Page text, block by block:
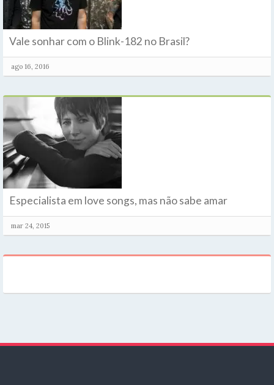
Vale sonhar com o Blink-182 no Brasil?
ago 16, 2016
Especialista em love songs, mas não sabe amar
mar 24, 2015